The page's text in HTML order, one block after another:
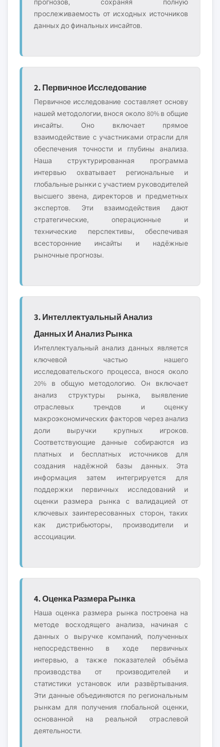
прогнозов, сохраняя полную
прослеживаемость от исходных источников
данных до финальных инсайтов.
2. Первичное Исследование
Первичное исследование составляет основу
нашей методологии, внося около 80% в общие
инсайты. Оно включает прямое
взаимодействие с участниками отрасли для
обеспечения точности и глубины анализа.
Наша структурированная программа
интервью охватывает региональные и
глобальные рынки с участием руководителей
высшего звена, директоров и предметных
экспертов. Эти взаимодействия дают
стратегические, операционные и
технические перспективы, обеспечивая
всесторонние инсайты и надёжные
рыночные прогнозы.
3. Интеллектуальный Анализ
Данных И Анализ Рынка
Интеллектуальный анализ данных является
ключевой частью нашего
исследовательского процесса, внося около
20% в общую методологию. Он включает
анализ структуры рынка, выявление
отраслевых трендов и оценку
макроэкономических факторов через анализ
доли выручки крупных игроков.
Соответствующие данные собираются из
платных и бесплатных источников для
создания надёжной базы данных. Эта
информация затем интегрируется для
поддержки первичных исследований и
оценки размера рынка с валидацией от
ключевых заинтересованных сторон, таких
как дистрибьюторы, производители и
ассоциации.
4. Оценка Размера Рынка
Наша оценка размера рынка построена на
методе восходящего анализа, начиная с
данных о выручке компаний, полученных
непосредственно в ходе первичных
интервью, а также показателей объёма
производства от производителей и
статистики установок или развёртывания.
Эти данные объединяются по региональным
рынкам для получения глобальной оценки,
основанной на реальной отраслевой
деятельности.